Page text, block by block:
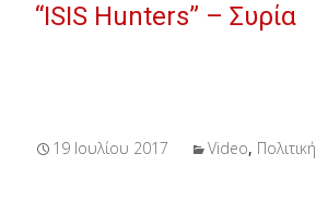
“ISIS Hunters” – Συρία
19 Ιουλίου 2017 Video, Πολιτική